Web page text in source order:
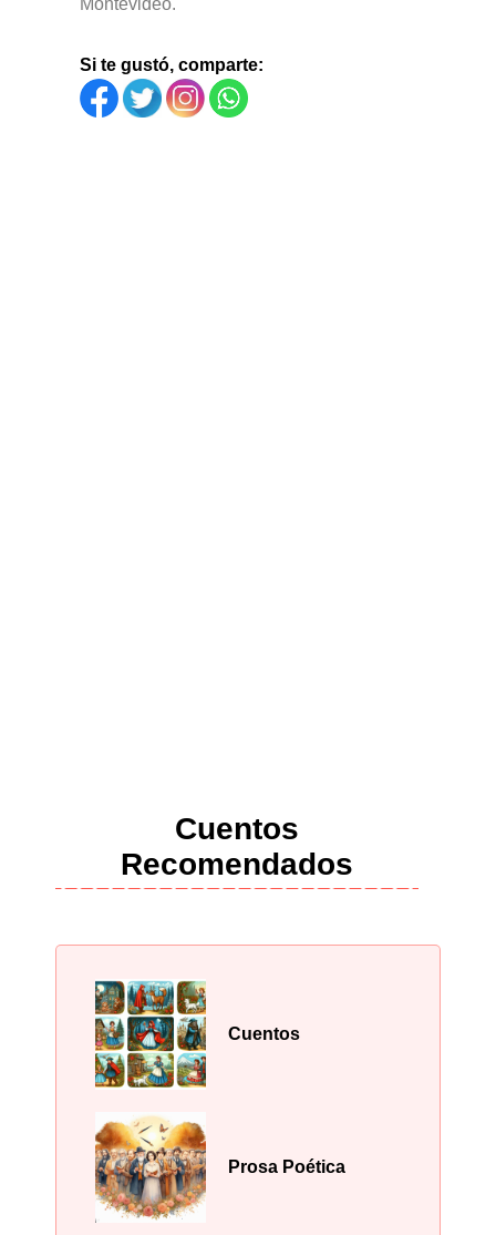
Montevideo.
Si te gustó, comparte:
Cuentos
Recomendados
Cuentos
Prosa Poética